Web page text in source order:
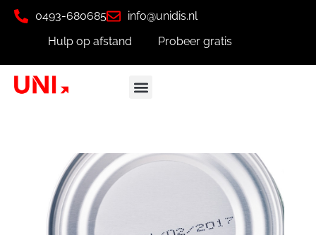
0493-680685
info@unidis.nl
Hulp op afstand
Probeer gratis